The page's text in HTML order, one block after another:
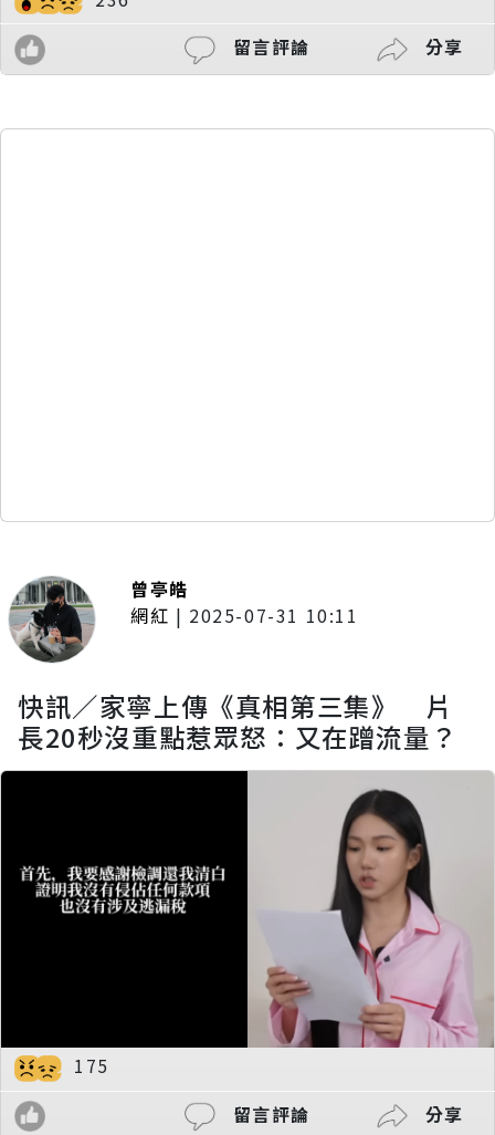
留言評論
分享
曾亭皓
網紅 | 2025-07-31 10:11
快訊／家寧上傳《真相第三集》 片
長20秒沒重點惹眾怒：又在蹭流量？
175
留言評論
分享